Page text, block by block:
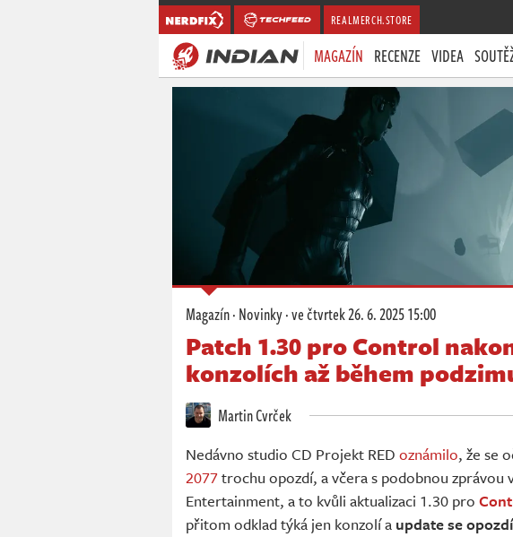
REALMERCH.STORE
MAGAZÍN RECENZE VIDEA
Magazín·Novinky·ve čtvrtek26. 6. 2025 15:00
Patch 1.30 pro Control
konzolích až během
Martin Cvrček
Nedávno studio CD Projekt RED oznámilo, že se
2077trochu opozdí, a včera s podobnou zprávou
Entertainment, a to kvůli aktualizaci 1.30 pro
přitom odklad týká jen konzolí a update se